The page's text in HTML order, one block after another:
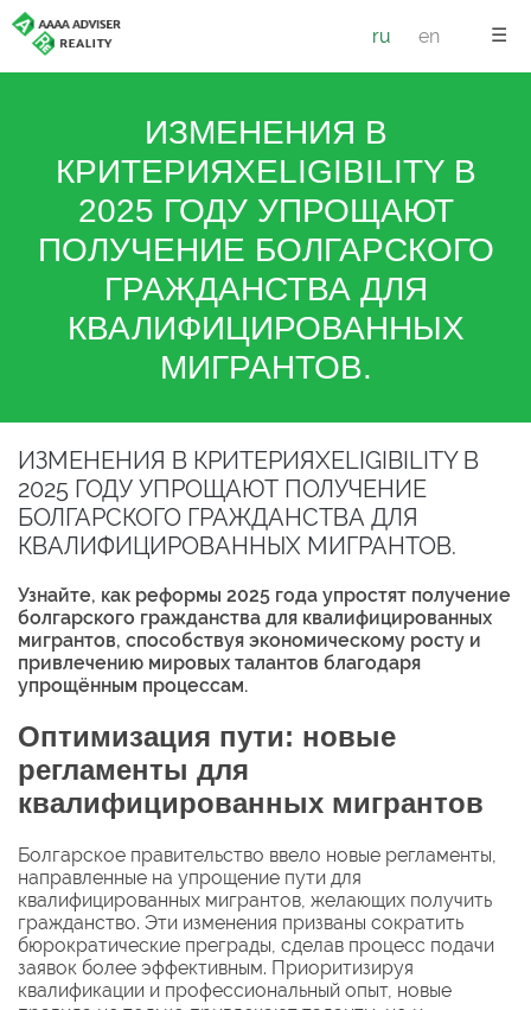
☰
ru en
ИЗМЕНЕНИЯ В
КРИТЕРИЯХELIGIBILITY В
2025 ГОДУ УПРОЩАЮТ
ПОЛУЧЕНИЕ БОЛГАРСКОГО
ГРАЖДАНСТВА ДЛЯ
КВАЛИФИЦИРОВАННЫХ
МИГРАНТОВ.
ИЗМЕНЕНИЯ В КРИТЕРИЯХELIGIBILITY В
2025 ГОДУ УПРОЩАЮТ ПОЛУЧЕНИЕ
БОЛГАРСКОГО ГРАЖДАНСТВА ДЛЯ
КВАЛИФИЦИРОВАННЫХ МИГРАНТОВ.
Узнайте, как реформы 2025 года упростят получение
болгарского гражданства для квалифицированных
мигрантов, способствуя экономическому росту и
привлечению мировых талантов благодаря
упрощённым процессам.
Оптимизация пути: новые
регламенты для
квалифицированных мигрантов
Болгарское правительство ввело новые регламенты,
направленные на упрощение пути для
квалифицированных мигрантов, желающих получить
гражданство. Эти изменения призваны сократить
бюрократические преграды, сделав процесс подачи
заявок более эффективным. Приоритизируя
квалификации и профессиональный опыт, новые